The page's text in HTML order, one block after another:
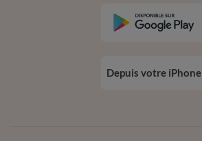
Depuis votre iPhone